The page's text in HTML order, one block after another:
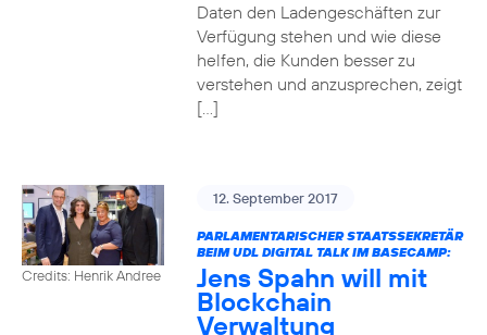
Daten den Ladengeschäften zur
Verfügung stehen und wie diese
helfen, die Kunden besser zu
verstehen und anzusprechen, zeigt
[…]
Credits: Henrik Andree
12. September 2017
PARLAMENTARISCHER STAATSSEKRETÄR
BEIM UDL DIGITAL TALK IM BASECAMP:
Jens Spahn will mit
Blockchain
Verwaltung